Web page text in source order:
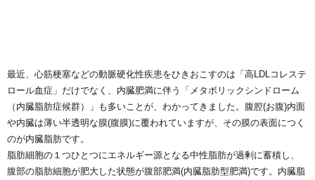
最近、心筋梗塞などの動脈硬化性疾患をひきおこすのは「高LDLコレステ
ロール血症」だけでなく、内臓肥満に伴う「メタボリックシンドローム
（内臓脂肪症候群）」も多いことが、わかってきました。腹腔(お腹)内面
や内臓は薄い半透明な膜(腹膜)に覆われていますが、その膜の表面につく
のが内臓脂肪です。
脂肪細胞の１つひとつにエネルギー源となる中性脂肪が過剰に蓄積し、
腹部の脂肪細胞が肥大した状態が腹部肥満(内臓脂肪型肥満)です。内臓脂